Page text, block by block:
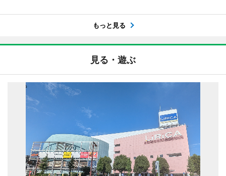
もっと見る
見る・遊ぶ